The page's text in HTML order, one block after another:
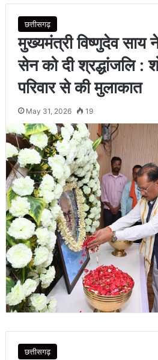
छत्तीसगढ़
मुख्यमंत्री विष्णुदेव साय
सेन को दी श्रद्धांजलि :
परिवार से की मुलाकात
May 31, 2026 19
छत्तीसगढ़